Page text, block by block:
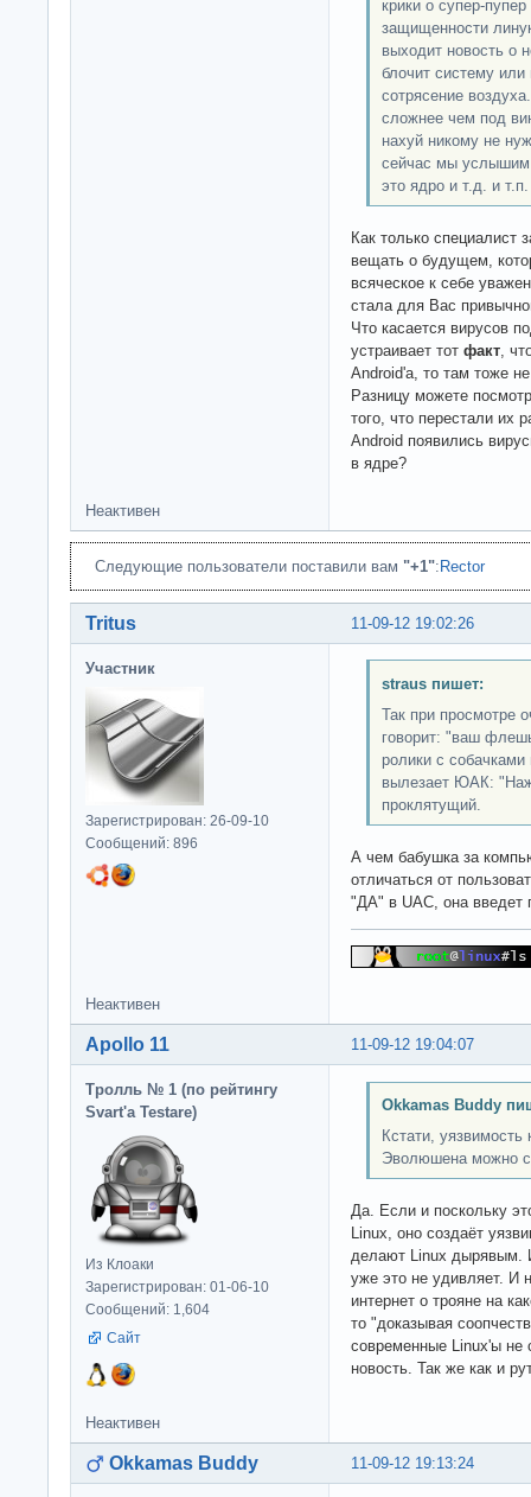
крики о супер-
защищенности
выходит новость о
блочит систему или
сотрясение
сложнее чем под
нахуй никому не
сейчас мы
это ядро и т.д. и т.п.
Как только специалист
вещать о будущем,
всяческое к себе
стала для Вас
Что касается вирусов
устраивает тот факт ,
Android'а, то там тоже
Разницу можете
того, что перестали их
Android появились
в ядре?
Неактивен
Следующие пользователи поставили вам "+1":Rector
11-09-12 19:02:26
Tritus
Участник
Зарегистрирован: 26-09-10
Сообщений: 896
straus пишет:
Так при просмотре
говорит: "ваш
ролики с
вылезает ЮАК:
проклятущий.
А чем бабушка за
отличаться от
"ДА" в UAC, она введет
Неактивен
11-09-12 19:04:07
Apollo 11
Тролль № 1 (по рейтингу
Svart'а Testare)
Из Клоаки
Зарегистрирован: 01-06-10
Сообщений: 1,604
Сайт
Okkamas Buddy
Кстати, уязвимость
Эволюшена можно
Да. Если и поскольку
Linux, оно создаёт
делают Linux дырявым.
уже это не удивляет. И
интернет о трояне на
то "доказывая
современные Linux'ы не
новость. Так же как и
Неактивен
11-09-12 19:13:24
Okkamas Buddy